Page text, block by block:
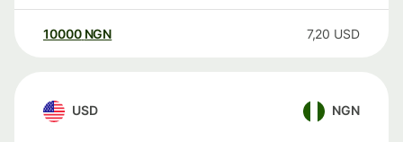
10000 NGN 7,20 USD
USD NGN